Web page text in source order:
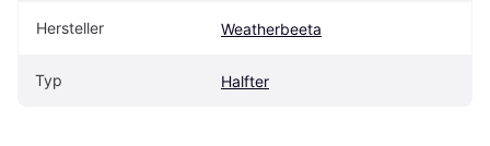
Hersteller Weatherbeeta
Typ Halfter